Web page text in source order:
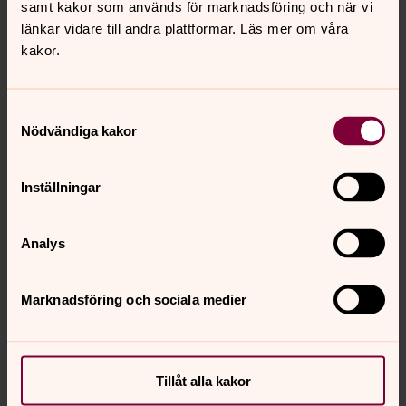
samt kakor som används för marknadsföring och när vi
länkar vidare till andra plattformar. Läs mer om våra
kakor.
Nödvändiga kakor
Inställningar
Analys
Marknadsföring och sociala medier
Tillåt alla kakor
”Sjung av hjärtat sjung” Linnea Ehrnlund, sopran
och Olof Oscarson, piano.
16 AUGUSTI 19:00 LINA KYRKA
”Psalmskatten i ny tappning” Svenska
”Ett stråk av sommarvärme” Stråkensemble ur
Södertälje Orkesterförening under ledning av Jacob
Senast ändrad 12 juni 2023
Synpunkter eller frågor på sidans